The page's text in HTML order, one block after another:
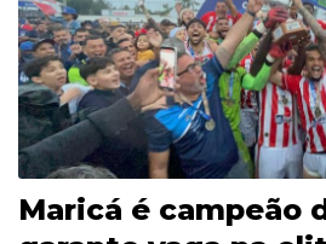
Maricá é campeão